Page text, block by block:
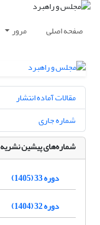
صفحه اصلی مرور
مقالات آماده انتشار
شماره جاری
شماره‌های پیشین نشریه
دوره 33 (1405)
دوره 32 (1404)